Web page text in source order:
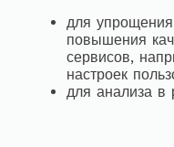
для
повышения
сервисов,
настроек
для анализа в